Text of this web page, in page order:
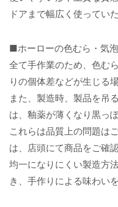
ドアまで幅広く使ってい
■ホーローの色むら・気
全て手作業のため、色む
りの個体差などが生じる
また、製造時、製品を吊
は、釉薬が薄くなり黒っ
これらは品質上の問題は
は、店頭にて商品をご確
均一になりにくい製造方
き、手作りによる味わい